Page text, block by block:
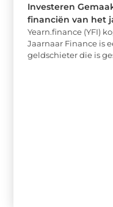
Investeren
financiën van het
Yearn.finance (YFI)
Jaarnaar Finance is
geldschieter die is